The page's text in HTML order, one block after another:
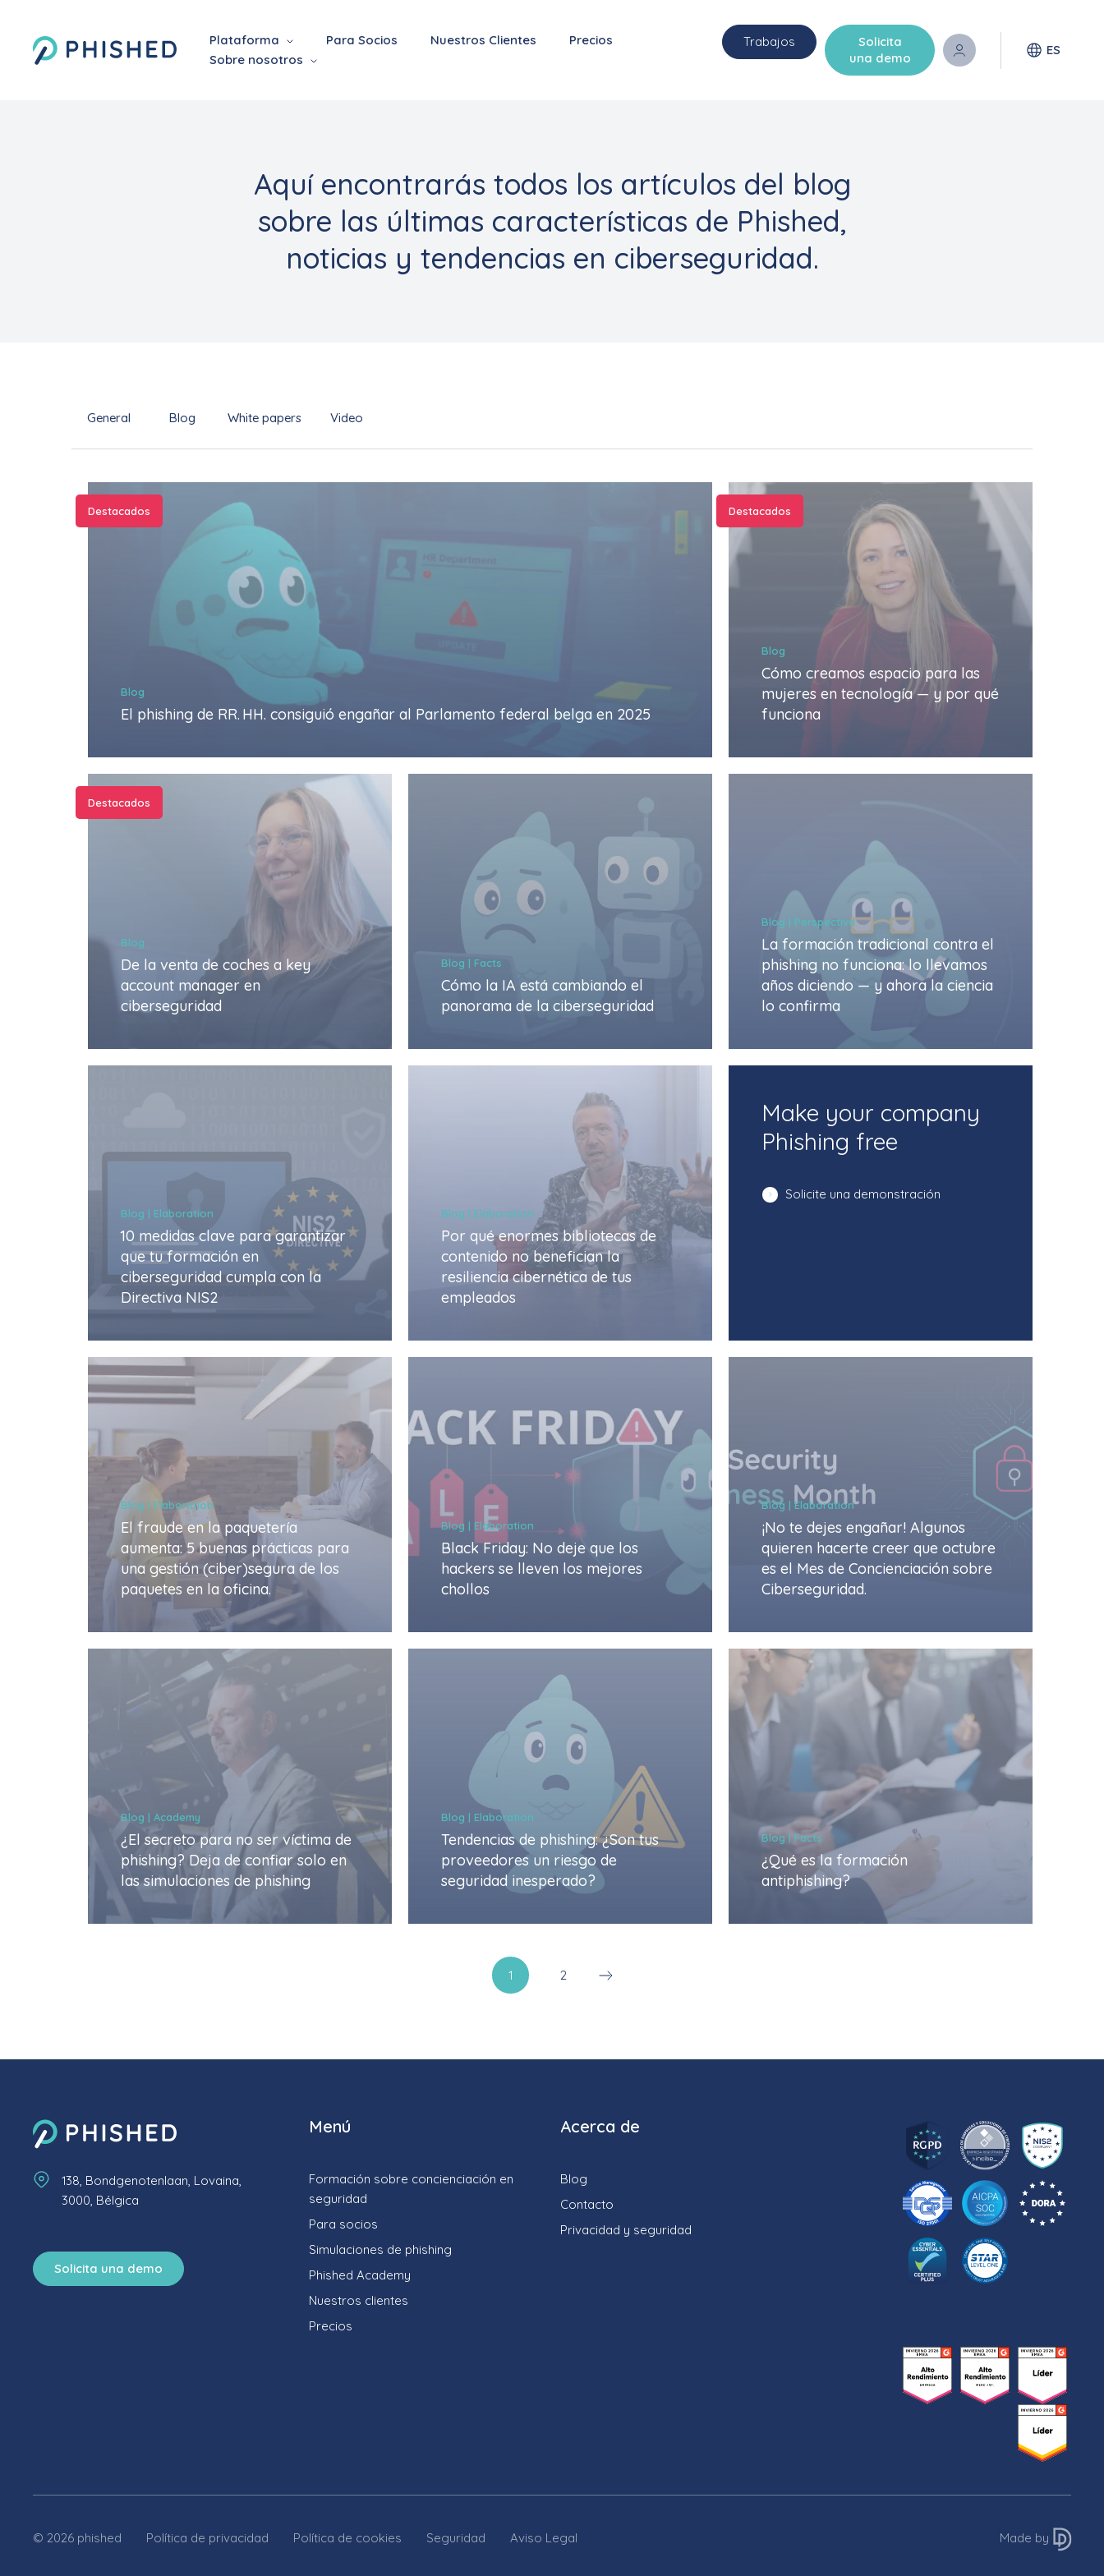
Plataforma Para Socios Nuestros Clientes
Precios
Sobre nosotros
Trabajos
Solicita
una demo
ES
Aquí encontrarás todos los artículos del blog
sobre las últimas características de Phished,
noticias y tendencias en ciberseguridad.
General Blog White papers Video
Destacados
Blog
El phishing de RR. HH. consiguió engañar al Parlamento federal belga en 2025
Destacados
Blog
Cómo creamos espacio para las
mujeres en tecnología — y por qué
funciona
Destacados
Blog
De la venta de coches a key
account manager en
ciberseguridad
Blog | Facts
Cómo la IA está cambiando el
panorama de la ciberseguridad
Blog | Perspectiva
La formación tradicional contra el
phishing no funciona: lo llevamos
años diciendo — y ahora la ciencia
lo confirma
Blog | Elaboration
10 medidas clave para garantizar
que tu formación en
ciberseguridad cumpla con la
Directiva NIS2
Blog | Elaboration
Por qué enormes bibliotecas de
contenido no benefician la
resiliencia cibernética de tus
empleados
Make your company
Phishing free
Solicite una demonstración
Blog | Elaboration
El fraude en la paquetería
aumenta: 5 buenas prácticas para
una gestión (ciber)segura de los
paquetes en la oficina.
Blog | Elaboration
Black Friday: No deje que los
hackers se lleven los mejores
chollos
Blog | Elaboration
¡No te dejes engañar! Algunos
quieren hacerte creer que octubre
es el Mes de Concienciación sobre
Ciberseguridad.
Blog | Academy
¿El secreto para no ser víctima de
phishing? Deja de confiar solo en
las simulaciones de phishing
Blog | Elaboration
Tendencias de phishing: ¿Son tus
proveedores un riesgo de
seguridad inesperado?
Blog | Facts
¿Qué es la formación
antiphishing?
1 2
138, Bondgenotenlaan, Lovaina,
3000, Bélgica
Solicita una demo
Menú
Formación sobre concienciación en
seguridad
Para socios
Simulaciones de phishing
Phished Academy
Nuestros clientes
Precios
Acerca de
Blog
Contacto
Privacidad y seguridad
© 2026 phished Política de privacidad Política de cookies Seguridad Aviso Legal Made by